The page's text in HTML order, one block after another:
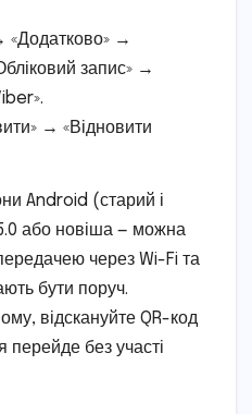
«Додатково» →
запис» →
→ «Відновити
Android (старий і
або новіша — можна
через Wi-Fi та
бути поруч.
відскануйте QR-код
перейде без участі